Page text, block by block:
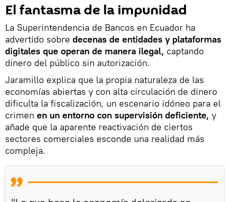
El fantasma de la impunidad
La Superintendencia de Bancos en Ecuador ha
advertido sobre decenas de entidades y plataformas
digitales que operan de manera ilegal, captando
dinero del público sin autorización.
Jaramillo explica que la propia naturaleza de las
economías abiertas y con alta circulación de dinero
dificulta la fiscalización, un escenario idóneo para el
crimen en un entorno con supervisión deficiente, y
añade que la aparente reactivación de ciertos
sectores comerciales esconde una realidad más
compleja.